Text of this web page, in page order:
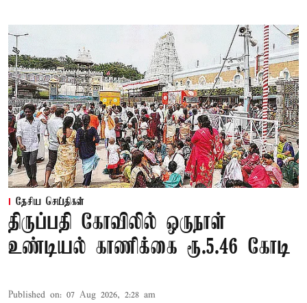
தேசிய செய்திகள்
திருப்பதி கோவிலில் ஒருநாள்
உண்டியல் காணிக்கை ரூ.5.46 கோடி
Published on: 07 Aug 2026, 2:28 am